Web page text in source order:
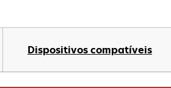
Dispositivos compatíveis